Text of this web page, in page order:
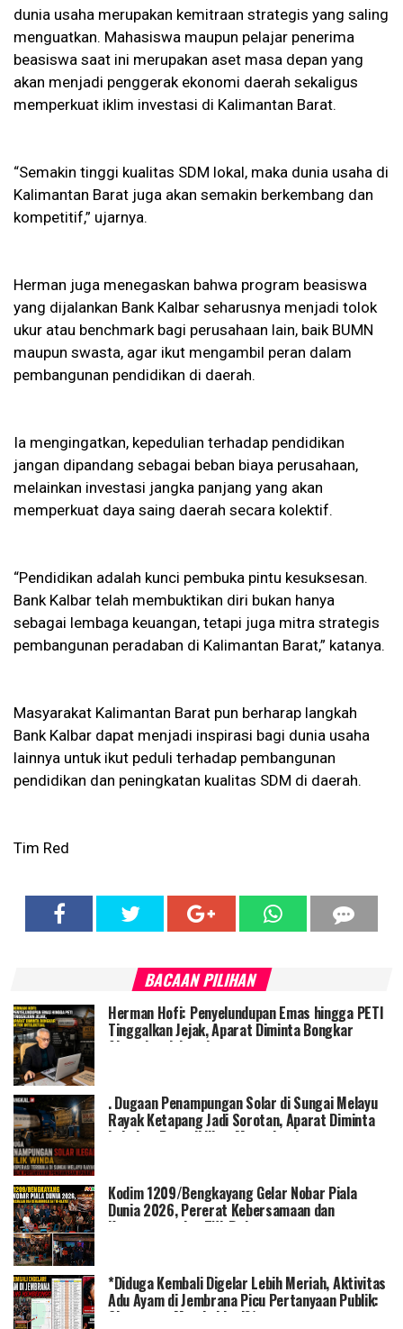
dunia usaha merupakan kemitraan strategis yang saling
menguatkan. Mahasiswa maupun pelajar penerima
beasiswa saat ini merupakan aset masa depan yang
akan menjadi penggerak ekonomi daerah sekaligus
memperkuat iklim investasi di Kalimantan Barat.
“Semakin tinggi kualitas SDM lokal, maka dunia usaha di
Kalimantan Barat juga akan semakin berkembang dan
kompetitif,” ujarnya.
Herman juga menegaskan bahwa program beasiswa
yang dijalankan Bank Kalbar seharusnya menjadi tolok
ukur atau benchmark bagi perusahaan lain, baik BUMN
maupun swasta, agar ikut mengambil peran dalam
pembangunan pendidikan di daerah.
Ia mengingatkan, kepedulian terhadap pendidikan
jangan dipandang sebagai beban biaya perusahaan,
melainkan investasi jangka panjang yang akan
memperkuat daya saing daerah secara kolektif.
“Pendidikan adalah kunci pembuka pintu kesuksesan.
Bank Kalbar telah membuktikan diri bukan hanya
sebagai lembaga keuangan, tetapi juga mitra strategis
pembangunan peradaban di Kalimantan Barat,” katanya.
Masyarakat Kalimantan Barat pun berharap langkah
Bank Kalbar dapat menjadi inspirasi bagi dunia usaha
lainnya untuk ikut peduli terhadap pembangunan
pendidikan dan peningkatan kualitas SDM di daerah.
Tim Red
BACAAN PILIHAN
Herman Hofi: Penyelundupan Emas hingga PETI
Tinggalkan Jejak, Aparat Diminta Bongkar
Aktor Intelektual
. Dugaan Penampungan Solar di Sungai Melayu
Rayak Ketapang Jadi Sorotan, Aparat Diminta
Lakukan Penyelidikan Menyeluruh
Kodim 1209/Bengkayang Gelar Nobar Piala
Dunia 2026, Pererat Kebersamaan dan
Kemanunggalan TNI-Rakyat
*Diduga Kembali Digelar Lebih Meriah, Aktivitas
Adu Ayam di Jembrana Picu Pertanyaan Publik:
Siapa yang Membekingi?*